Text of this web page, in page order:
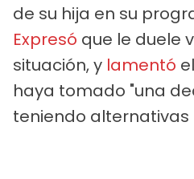
de su hija en su
Expresó que le duele
situación, y lamentó
haya tomado "una
teniendo